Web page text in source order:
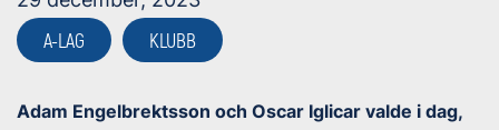
A-LAG KLUBB
Adam Engelbrektsson och Oscar Iglicar valde i dag,